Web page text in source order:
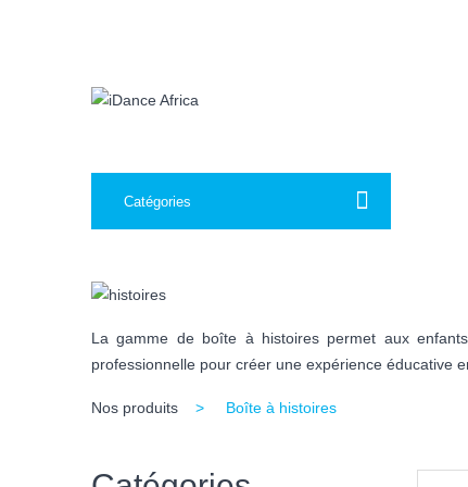
Catégories
La gamme de boîte à histoires permet aux
professionnelle pour créer une expérience éducative
Nos produits Boîte à histoires